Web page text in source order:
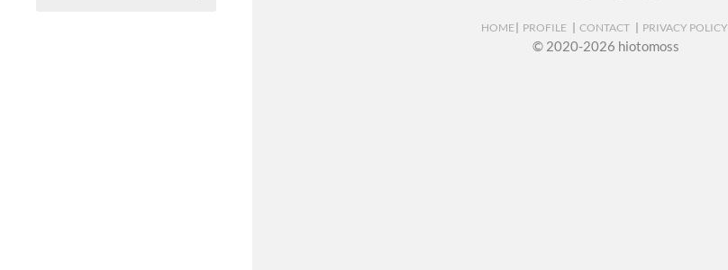
HOME PROFILE CONTACT PRIVACY POLICY
© 2020-2026 hiotomoss